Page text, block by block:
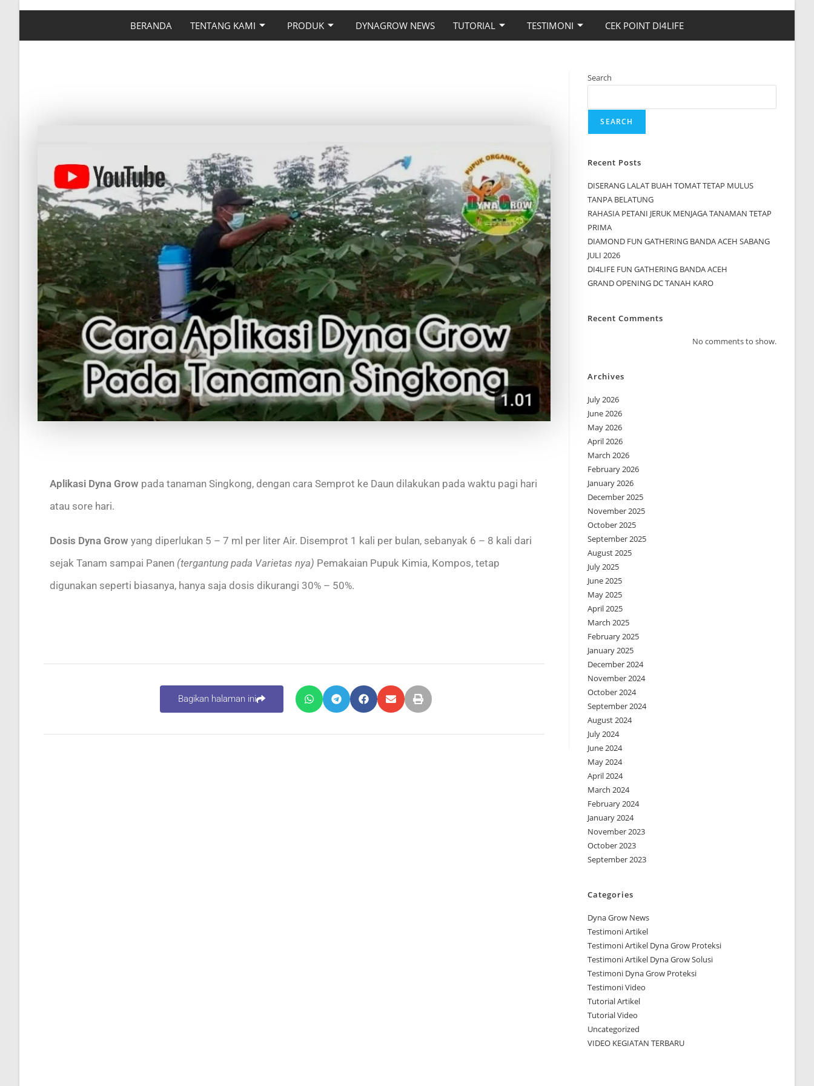
BERANDA TENTANG KAMI PRODUK DYNAGROW NEWS TUTORIAL TESTIMONI CEK POINT DI4LIFE
Aplikasi Dyna Grow pada tanaman Singkong, dengan cara Semprot ke Daun dilakukan pada waktu pagi hari
atau sore hari.
Dosis Dyna Grow yang diperlukan 5 – 7 ml per liter Air. Disemprot 1 kali per bulan, sebanyak 6 – 8 kali dari
sejak Tanam sampai Panen (tergantung pada Varietas nya) Pemakaian Pupuk Kimia, Kompos, tetap
digunakan seperti biasanya, hanya saja dosis dikurangi 30% – 50%.
Bagikan halaman ini
Search
SEARCH
Recent Posts
DISERANG LALAT BUAH TOMAT TETAP MULUS
TANPA BELATUNG
RAHASIA PETANI JERUK MENJAGA TANAMAN TETAP
PRIMA
DIAMOND FUN GATHERING BANDA ACEH SABANG
JULI 2026
DI4LIFE FUN GATHERING BANDA ACEH
GRAND OPENING DC TANAH KARO
Recent Comments
No comments to show.
Archives
July 2026
June 2026
May 2026
April 2026
March 2026
February 2026
January 2026
December 2025
November 2025
October 2025
September 2025
August 2025
July 2025
June 2025
May 2025
April 2025
March 2025
February 2025
January 2025
December 2024
November 2024
October 2024
September 2024
August 2024
July 2024
June 2024
May 2024
April 2024
March 2024
February 2024
January 2024
November 2023
October 2023
September 2023
Categories
Dyna Grow News
Testimoni Artikel
Testimoni Artikel Dyna Grow Proteksi
Testimoni Artikel Dyna Grow Solusi
Testimoni Dyna Grow Proteksi
Testimoni Video
Tutorial Artikel
Tutorial Video
Uncategorized
VIDEO KEGIATAN TERBARU